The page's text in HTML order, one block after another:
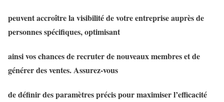
peuvent accroître la visibilité de votre entreprise auprès de
personnes spécifiques, optimisant
ainsi vos chances de recruter de nouveaux membres et de
générer des ventes. Assurez-vous
de définir des paramètres précis pour maximiser l’efficacité